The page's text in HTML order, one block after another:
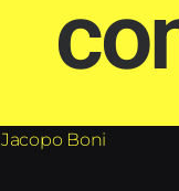
Jacopo Boni